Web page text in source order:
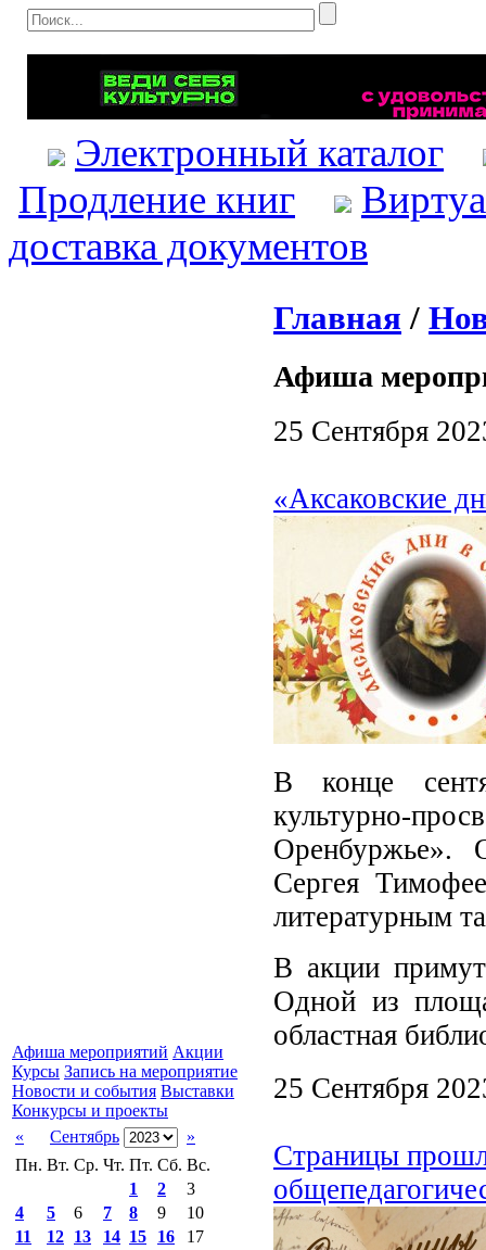
Электронный каталог
Продление книг
доставка документов
Афиша мероприятий Акции
Курсы Запись на мероприятие
Новости и события Выставки
Конкурсы и проекты
«
Сентябрь
»
Пн. Вт. Ср. Чт. Пт. Сб. Вс.
1
2
3
4
5 6 7 8 9
10
11
12 13 14 15 16
17
Главная /
Афиша
25 Сентября
«Аксаковские
В конце
культурно-
Оренбуржье».
Сергея
литературным
В акции примут
Одной из
областная
25 Сентября
Страницы